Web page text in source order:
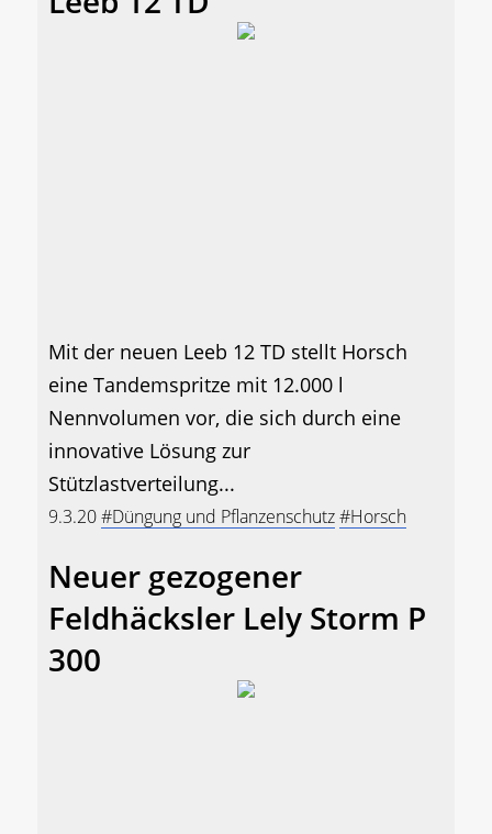
Mit der neuen Leeb 12 TD stellt Horsch
eine Tandemspritze mit 12.000 l
Nennvolumen vor, die sich durch eine
innovative Lösung zur
Stützlastverteilung...
9.3.20#Düngung und Pflanzenschutz#Horsch
Neuer gezogener
Feldhäcksler Lely Storm P
300